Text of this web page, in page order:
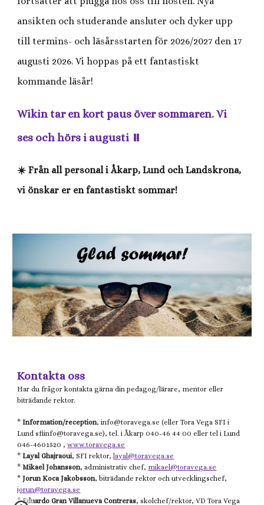
ansikten och studerande ansluter och dyker upp
till termins- och läsårsstarten för 2026/2027 den 17
augusti 2026. Vi hoppas på ett fantastiskt
kommande läsår!
Wikin tar en kort paus över sommaren. Vi
ses och hörs i augusti ⏸️
☀️ Från all personal i Åkarp, Lund och Landskrona,
vi önskar er en fantastiskt sommar!
Kontakta oss
Har du frågor kontakta gärna din pedagog/lärare, mentor eller
biträdande rektor.
*Information/reception, info@toravega.se (ellerTora Vega SFI i
Lundsfiinfo@toravega.se), tel. i Åkarp 040-46 44 00 eller tel i Lund
046-4601520 , www.toravega.se
*Layal Ghajraoui, SFI rektor,layal@toravega.se
*Mikael Johansson, administrativ chef, mikael@toravega.se
*Jorun Koca Jakobsson, biträdande rektor och utvecklingschef,
jorun@toravega.se
*Eduardo Gran Villanueva Contreras, skolchef/rektor, VD Tora Vega